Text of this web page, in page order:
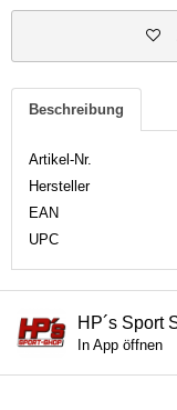
Beschreibung
Artikel-Nr.
Hersteller
EAN
UPC
HP´s Sport
In App öffnen